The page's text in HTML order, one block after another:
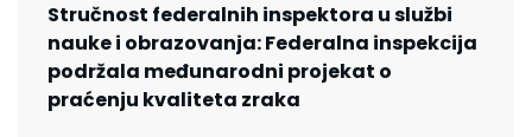
Stručnost federalnih inspektora u službi
nauke i obrazovanja: Federalna inspekcija
podržala međunarodni projekat o
praćenju kvaliteta zraka